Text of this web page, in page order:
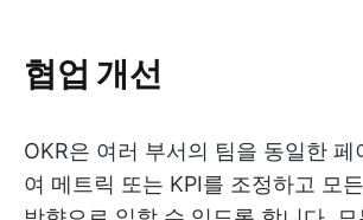
협업 개선
OKR은 여러 부서의 팀을 동일한 페
여 메트릭 또는 KPI를 조정하고 모